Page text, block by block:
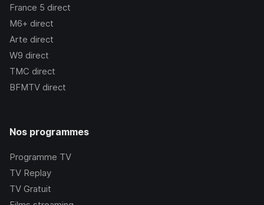
France 5 direct
M6+ direct
Arte direct
W9 direct
TMC direct
BFMTV direct
Nos programmes
Programme TV
TV Replay
TV Gratuit